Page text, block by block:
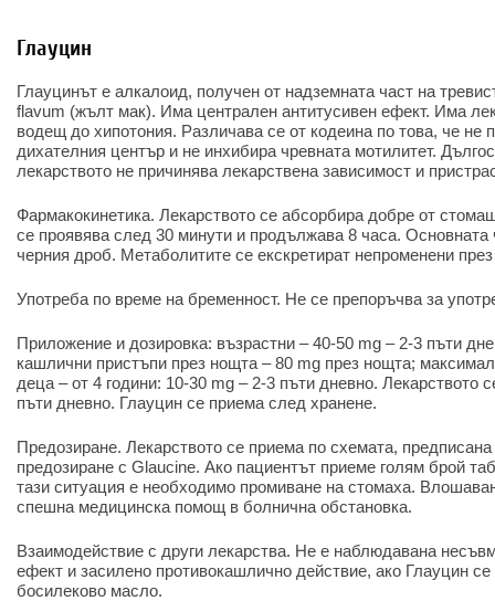
Глауцин
Глауцинът е алкалоид, получен от надземната част на
flavum (жълт мак). Има централен антитусивен ефект. Има
водещ до хипотония. Различава се от кодеина по това, че не
дихателния център и не инхибира чревната мотилитет.
лекарството не причинява лекарствена зависимост и
Фармакокинетика. Лекарството се абсорбира добре от
се проявява след 30 минути и продължава 8 часа. Основната
черния дроб. Метаболитите се екскретират непроменени
Употреба по време на бременност. Не се препоръчва за
Приложение и дозировка: възрастни – 40-50 mg – 2-3 пъти
кашлични пристъпи през нощта – 80 mg през нощта;
деца – от 4 години: 10-30 mg – 2-3 пъти дневно. Лекарството
пъти дневно. Глауцин се приема след хранене.
Предозиране. Лекарството се приема по схемата,
предозиране с Glaucine. Ако пациентът приеме голям брой
тази ситуация е необходимо промиване на стомаха.
спешна медицинска помощ в болнична обстановка.
Взаимодействие с други лекарства. Не е наблюдавана
ефект и засилено противокашлично действие, ако Глауцин
босилеково масло.